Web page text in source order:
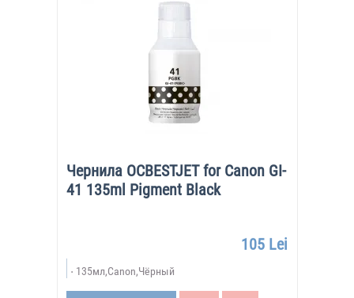
Чернила OCBESTJET for Canon GI-
41 135ml Pigment Black
105 Lei
135мл,Canon,Чёрный